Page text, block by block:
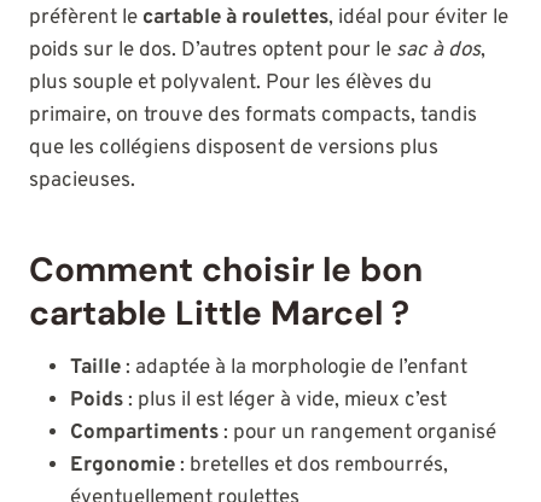
préfèrent le cartable à roulettes, idéal pour éviter le
poids sur le dos. D’autres optent pour le sac à dos,
plus souple et polyvalent. Pour les élèves du
primaire, on trouve des formats compacts, tandis
que les collégiens disposent de versions plus
spacieuses.
Comment choisir le bon
cartable Little Marcel ?
Taille: adaptée à la morphologie de l’enfant
Poids: plus il est léger à vide, mieux c’est
Compartiments: pour un rangement organisé
Ergonomie: bretelles et dos rembourrés,